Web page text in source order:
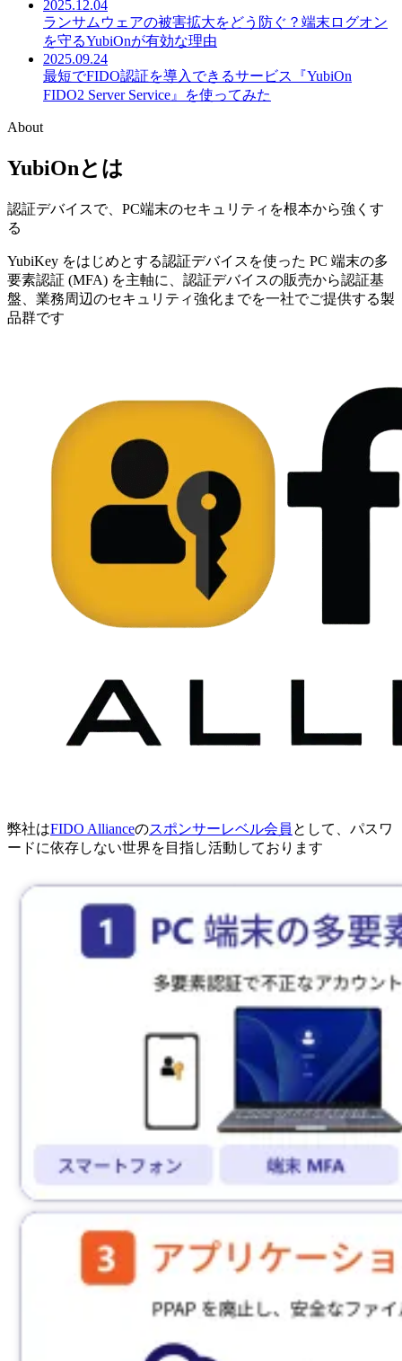
2025.12.04
ランサムウェアの被害拡大をどう防ぐ？端末ログオン
を守るYubiOnが有効な理由
2025.09.24
最短でFIDO認証を導入できるサービス『YubiOn
FIDO2 Server Service』を使ってみた
About
YubiOnとは
認証デバイスで、PC端末のセキュリティを根本から強くす
る
YubiKey をはじめとする認証デバイスを使った PC 端末の多
要素認証 (MFA) を主軸に、認証デバイスの販売から認証基
盤、業務周辺のセキュリティ強化までを一社でご提供する製
品群です
弊社はFIDO Allianceのスポンサーレベル会員 として、パスワ
ードに依存しない世界を目指し活動しております